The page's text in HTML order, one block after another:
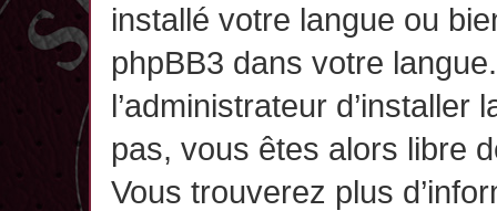
installé votre langue ou
phpBB3 dans votre
l’administrateur d’installer
pas, vous êtes alors libre
Vous trouverez plus